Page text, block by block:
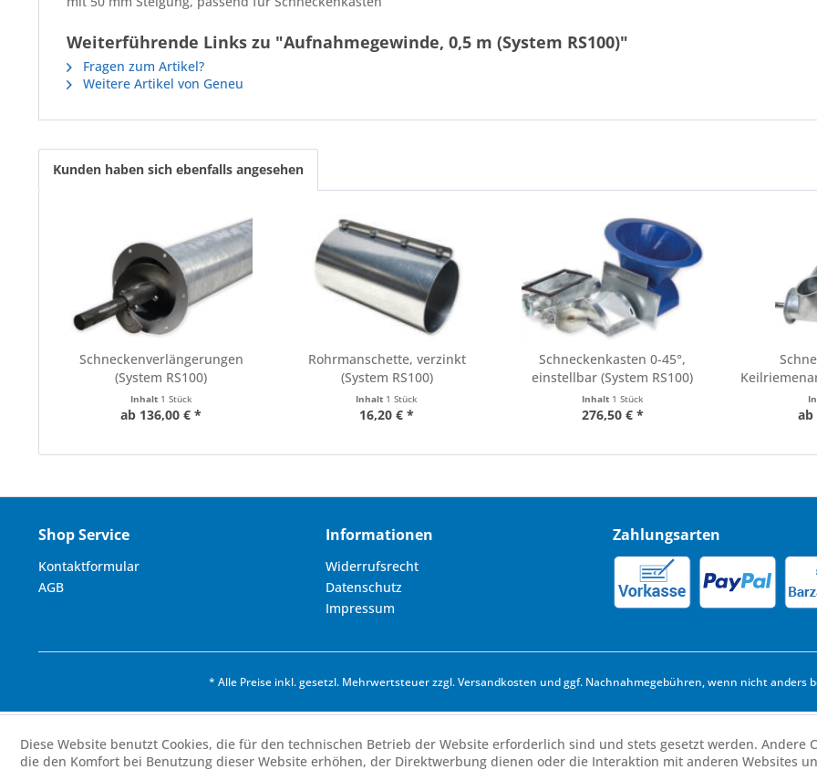
Weiterführende Links zu "Aufnahmegewinde, 0,5 m (System RS100)"
Fragen zum Artikel?
Weitere Artikel von Geneu
Kunden haben sich ebenfalls angesehen
Schneckenverlängerungen
(System RS100)
Inhalt 1 Stück
ab 136,00 € *
Rohrmanschette, verzinkt
(System RS100)
Inhalt 1 Stück
16,20 € *
Schneckenkasten 0-45°,
einstellbar (System RS100)
Inhalt 1 Stück
276,50 € * ab
Shop Service
Kontaktformular
AGB
Informationen
Widerrufsrecht
Datenschutz
Impressum
Zahlungsarten
* Alle Preise inkl. gesetzl. Mehrwertsteuer zzgl.Versandkosten und ggf. Nachnahmegebühren, wenn nicht anders
Diese Website benutzt Cookies, die für den technischen Betrieb der Website erforderlich sind und stets gesetzt werden. Andere
die den Komfort bei Benutzung dieser Website erhöhen, der Direktwerbung dienen oder die Interaktion mit anderen Websites